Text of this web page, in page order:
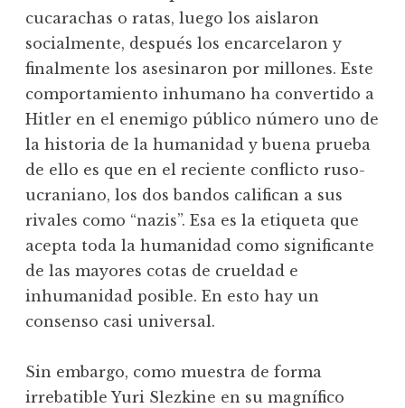
cucarachas o ratas, luego los aislaron
socialmente, después los encarcelaron y
finalmente los asesinaron por millones. Este
comportamiento inhumano ha convertido a
Hitler en el enemigo público número uno de
la historia de la humanidad y buena prueba
de ello es que en el reciente conflicto ruso-
ucraniano, los dos bandos califican a sus
rivales como “nazis”. Esa es la etiqueta que
acepta toda la humanidad como significante
de las mayores cotas de crueldad e
inhumanidad posible. En esto hay un
consenso casi universal.
Sin embargo, como muestra de forma
irrebatible Yuri Slezkine en su magnífico